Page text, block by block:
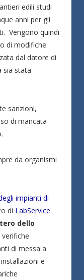
edili studi
anni per gli
Vengono quindi
di modifiche
dal datore di
sia stata
sanzioni,
di mancata
da organismi
impianti di
di LabService
dello
di messa a
e